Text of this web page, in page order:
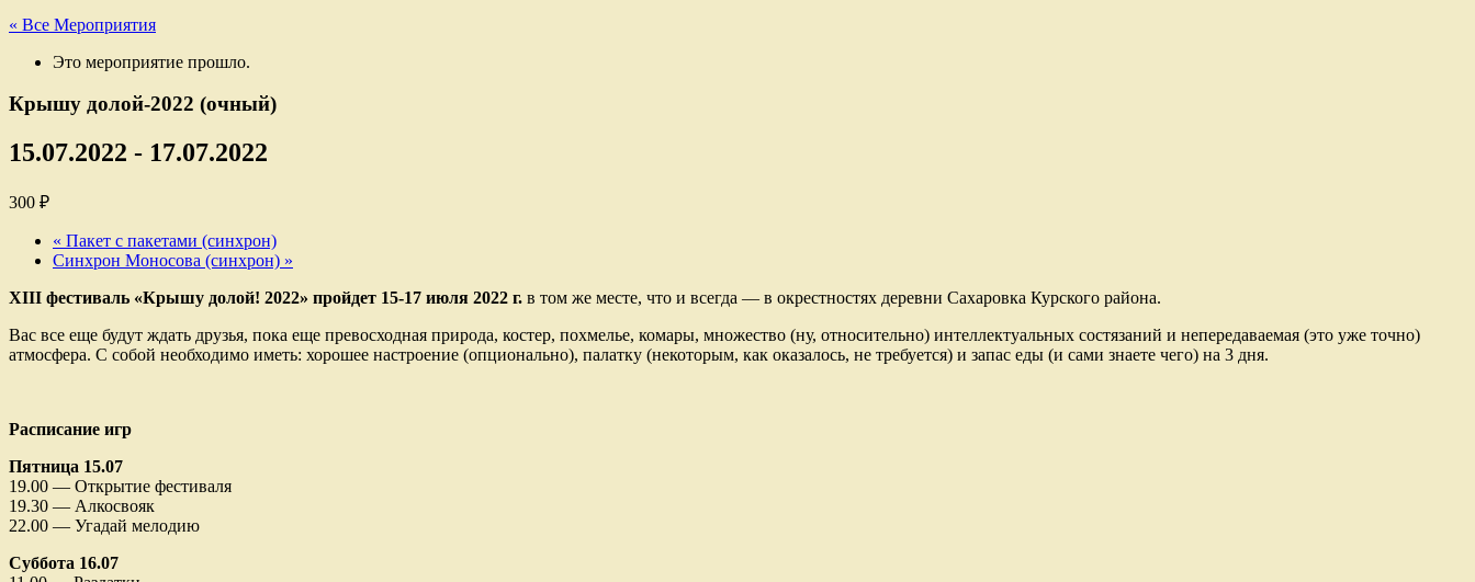
« Все Мероприятия
Это мероприятие прошло.
Крышу долой-2022 (очный)
15.07.2022 - 17.07.2022
300 ₽
« Пакет с пакетами (синхрон)
Синхрон Моносова (синхрон) »
XIII фестиваль «Крышу долой! 2022» пройдет 15-17 июля 2022 г. в том же месте, что и всегда — в окрестностях деревни Сахаровка Курского района.
Вас все еще будут ждать друзья, пока еще превосходная природа, костер, похмелье, комары, множество (ну, относительно) интеллектуальных состязаний и непередаваемая (это уже точно)
атмосфера. С собой необходимо иметь: хорошее настроение (опционально), палатку (некоторым, как оказалось, не требуется) и запас еды (и сами знаете чего) на 3 дня.
Расписание игр
Пятница 15.07
19.00 — Открытие фестиваля
19.30 — Алкосвояк
22.00 — Угадай мелодию
Суббота 16.07